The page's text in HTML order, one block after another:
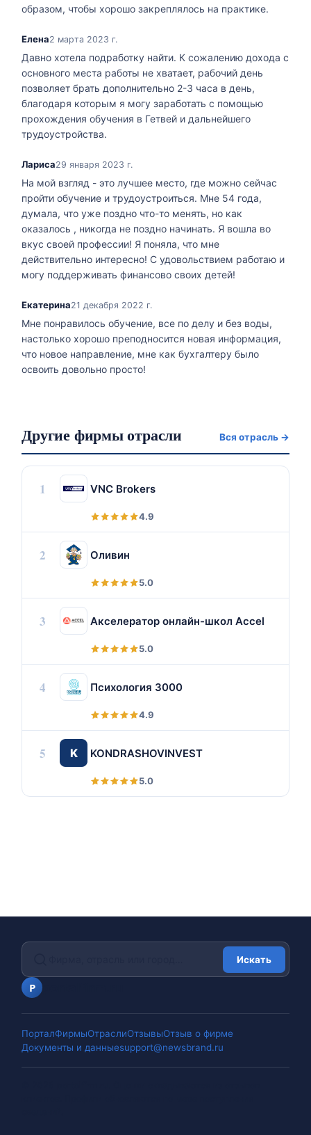
образом, чтобы хорошо закреплялось на практике.
Елена2 марта 2023 г.
Давно хотела подработку найти. К сожалению дохода с
основного места работы не хватает, рабочий день
позволяет брать дополнительно 2-3 часа в день,
благодаря которым я могу заработать с помощью
прохождения обучения в Гетвей и дальнейшего
трудоустройства.
Лариса29 января 2023 г.
На мой взгляд - это лучшее место, где можно сейчас
пройти обучение и трудоустроиться. Мне 54 года,
думала, что уже поздно что-то менять, но как
оказалось , никогда не поздно начинать. Я вошла во
вкус своей профессии! Я поняла, что мне
действительно интересно! С удовольствием работаю и
могу поддерживать финансово своих детей!
Екатерина21 декабря 2022 г.
Мне понравилось обучение, все по делу и без воды,
настолько хорошо преподносится новая информация,
что новое направление, мне как бухгалтеру было
освоить довольно просто!
Другие фирмы отрасли Вся отрасль →
1 VNC Brokers
4.9
2 Оливин
5.0
3 Акселератор онлайн-школ Accel
5.0
4 Психология 3000
4.9
5 K KONDRASHOVINVEST
5.0
P
Искать
ПорталФирмыОтраслиОтзывыОтзыв о фирме
Документы и данныеsupport@newsbrand.ru